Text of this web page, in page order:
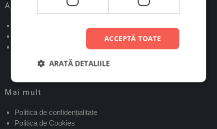
Ajutor
Informații livrare și retur
Mai mult
Politica de confidențialitate
Politica de Cookies
ACCEPTĂ TOATE
ARATĂ DETALIILE